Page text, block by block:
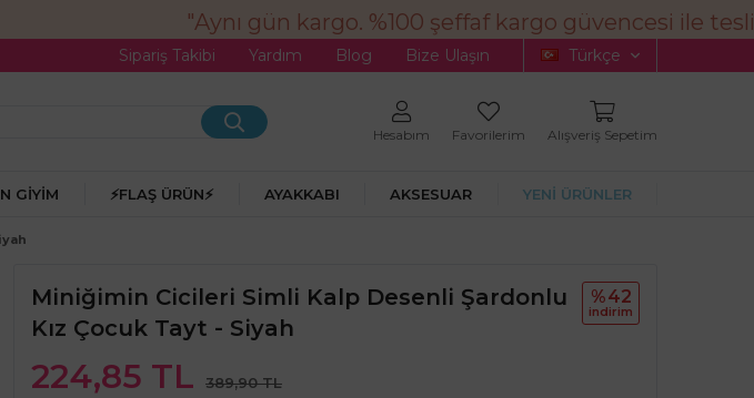
"Aynı gün kargo. %100 şeffaf kargo güvencesi ile
Sipariş Takibi Yardım Blog Bize Ulaşın Türkçe
Hesabım Favorilerim Alışveriş Sepetim
GIYIM ⚡FLAŞ ÜRÜN⚡ AYAKKABI AKSESUAR YENİ ÜRÜNLER
Miniğimin Cicileri Simli Kalp Desenli Şardonlu
Kız Çocuk Tayt - Siyah
224,85 TL 389,90 TL
%42
i̇ndi̇ri̇m